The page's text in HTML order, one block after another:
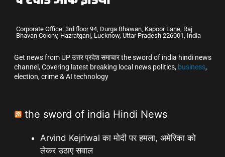
Corporate Office: 3rd floor 94, Durga Bhawan, Kapoor Lane, Raj
Bhavan Colony, Hazratganj, Lucknow, Uttar Pradesh 226001, India
Get news from UP उत्तर प्रदेश समाचार the sword of india hindi news
channel, Covering latest breaking local news politics, business,
election, crime & AI technology
the sword of india Hindi News
Arvind Kejriwal का मोदी पर हमला, अमेरिका को
लेकर उठाए सवाल